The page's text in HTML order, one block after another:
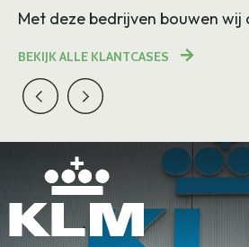
Met deze bedrijven bouwen
BEKIJK ALLE KLANTCASES